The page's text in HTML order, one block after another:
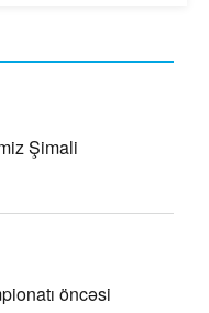
Şimali
öncəsi